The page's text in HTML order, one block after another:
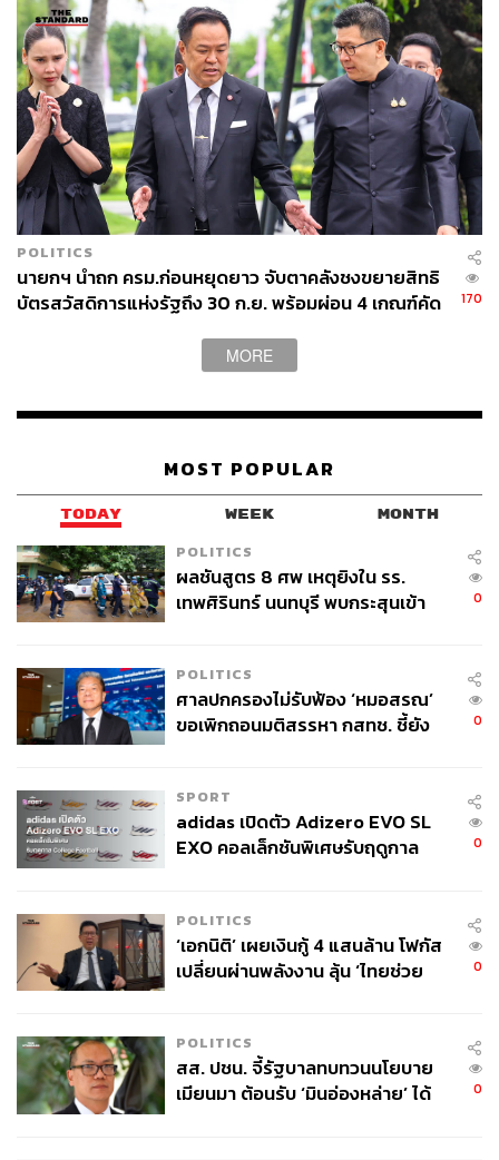
จะลบออกจากระบบไป เราเสียดายกระทู้เหล่านั้น อยากจะ
ปรับตัวระบบใหม่ตั้งแต่ศูนย์เลยเพื่อที่จะเก็บกระทู้ไว้ได้ตลอด
“ข้อที่สองซึ่งเป็นโจทย์ที่ผมตั้งเองคือ สมัยก่อนพันทิปจะมี
‘กระทู้ด๋อย’ หมายถึงกระทู้ที่มีคอมเมนต์เยอะ อย่างเช่น กระทู้
รายงานสด กำลังดราม่า คนเข้ามาคอมเมนต์กันเยอะ ตัวไฟล์
กระทู้มันจะเก็บข้อมูลไม่ทัน ทำให้มีคอมเมนต์บางส่วนหาย
ไป ผมเลยอยากจะแก้ปัญหาเรื่องนี้ ทำให้กระทู้สามารถเก็บ
ข้อมูลเหล่านี้ได้ ไม่ว่าจะมีคอมเมนต์กี่ร้อย กี่พัน หรือว่ากี่
หมื่น โดยที่ไม่เสียหาย”
หลังการปรับโฉมเว็บไซต์ใหม่ในช่วงปี 2556 มีจำนวนผู้
เข้าใช้งานเพิ่มขึ้นจาก 8 แสนคนต่อวัน เป็น 4.5 ล้านคนต่อวัน
โดยยอดเพจวิวในปัจจุบันอยู่ที่ประมาณ 15-16 ล้านเพจวิวต่อ
วัน ทั้งนี้ เขาชี้ว่าการรีแบรนดิ้งทำให้วัยรุ่นเข้ามาเล่นพันทิป
กูเกิล เพราะคนจะนึกถึงพันทิปเวลาที่เขาต้องการหาคำตอบ
กลุ่มผู้ใช้ของพันทิปปัจจุบันเป็นวัยรุ่นและวัยทำงานตอนต้น
เป็นหลัก ขณะที่สมัยก่อนเป็นวัยทำงานตอนกลาง อายุ 35 ปี”
สมัยก่อนคนในเฟซบุ๊กจะมีภาพว่า พันทิปเป็น
แหล่งรวมดราม่า สิ่งที่เราทำได้คือกระทู้ดีมี
รู้ว่ามันมีกระทู้แบบนี้ด้วย มีสาระที่ทีมงานคัดมา
อย่างดี ไม่ต้องค้นหาเอง
POLITICS
นายกฯ นำถก ครม.ก่อนหยุดยาว จับตาคลังชงขยายสิทธิ
บัตรสวัสดิการแห่งรัฐถึง 30 ก.ย. พร้อมผ่อน 4 เกณฑ์คัด
170
MORE
MOST POPULAR
TODAY WEEK MONTH
POLITICS
ผลชันสูตร 8 ศพ เหตุยิงใน รร.
เทพศิรินทร์ นนทบุรี พบกระสุนเข้า
0
POLITICS
ศาลปกครองไม่รับฟ้อง ‘หมอสรณ’
ขอเพิกถอนมติสรรหา กสทช. ชี้ยัง
0
SPORT
adidas เปิดตัว Adizero EVO SL
EXO คอลเล็กชันพิเศษรับฤดูกาล
0
POLITICS
‘เอกนิติ’ เผยเงินกู้ 4 แสนล้าน โฟกัส
เปลี่ยนผ่านพลังงาน ลุ้น ‘ไทยช่วย
0
POLITICS
สส. ปชน. จี้รัฐบาลทบทวนนโยบาย
เมียนมา ต้อนรับ ‘มินอ่องหล่าย’ ได้
0